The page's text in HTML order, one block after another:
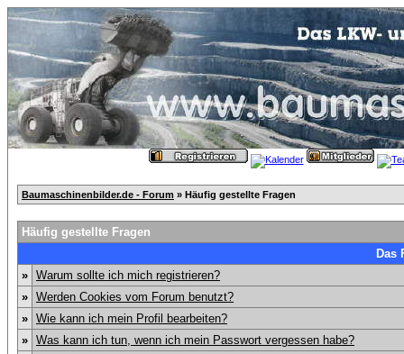
Baumaschinenbilder.de - Forum » Häufig gestellte Fragen
Häufig gestellte Fragen
Das
» Warum sollte ich mich registrieren?
» Werden Cookies vom Forum benutzt?
» Wie kann ich mein Profil bearbeiten?
» Was kann ich tun, wenn ich mein Passwort vergessen habe?